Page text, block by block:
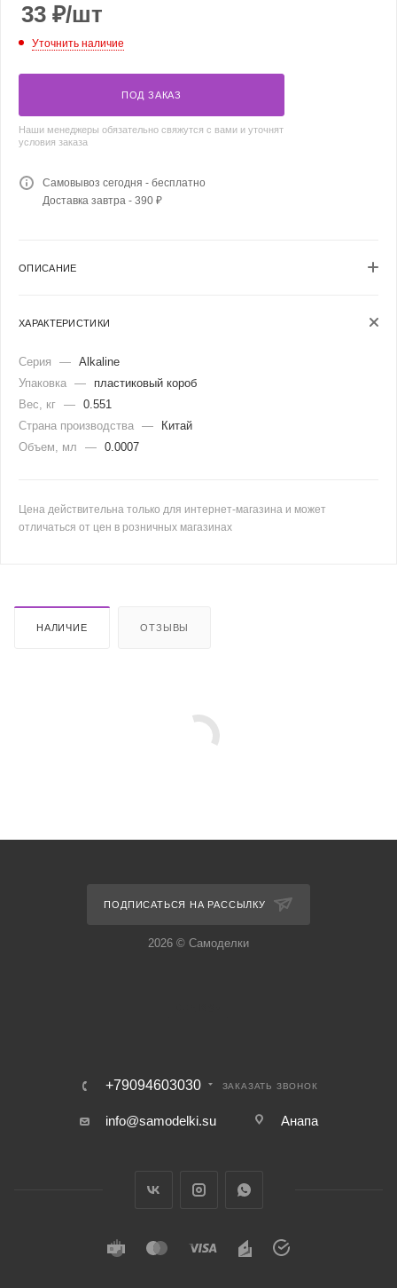
33 ₽/шт
Уточнить наличие
ПОД ЗАКАЗ
Наши менеджеры обязательно свяжутся с вами и уточнят
условия заказа
Самовывоз сегодня - бесплатно
Доставка завтра - 390 ₽
ОПИСАНИЕ
ХАРАКТЕРИСТИКИ
Серия — Alkaline
Упаковка —
пластиковый короб
Вес, кг — 0.551
Страна производства —
Китай
Объем, мл
— 0.0007
Цена действительна только для интернет-магазина и может
отличаться от цен в розничных магазинах
НАЛИЧИЕ ОТЗЫВЫ
ПОДПИСАТЬСЯ НА РАССЫЛКУ
2026 © Самоделки
+79094603030 ЗАКАЗАТЬ ЗВОНОК
info@samodelki.su Анапа